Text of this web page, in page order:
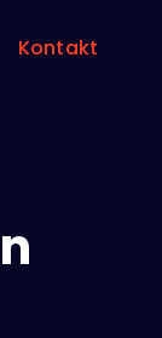
Kontakt